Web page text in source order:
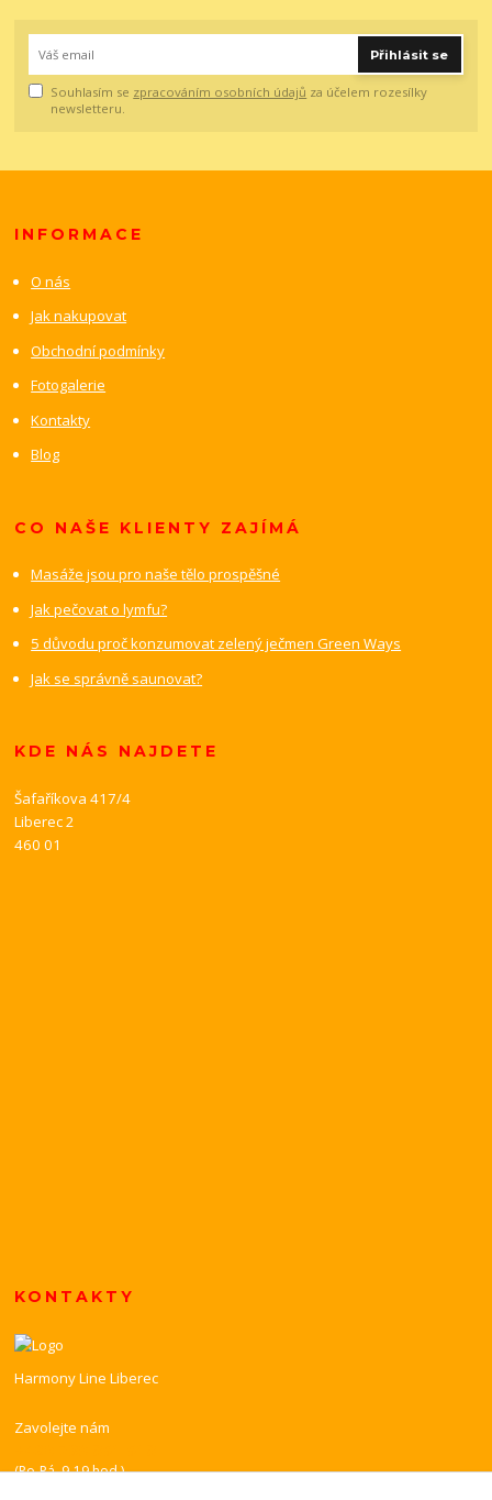
Přihlásit se
Souhlasím se zpracováním osobních údajů za účelem rozesílky
newsletteru.
INFORMACE
O nás
Jak nakupovat
Obchodní podmínky
Fotogalerie
Kontakty
Blog
CO NAŠE KLIENTY ZAJÍMÁ
Masáže jsou pro naše tělo prospěšné
Jak pečovat o lymfu?
5 důvodu proč konzumovat zelený ječmen Green Ways
Jak se správně saunovat?
KDE NÁS NAJDETE
Šafaříkova 417/4
Liberec 2
460 01
KONTAKTY
Harmony Line Liberec
Zavolejte nám
(Po-Pá, 9-19 hod.)